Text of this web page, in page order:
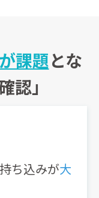
課題とな
認」
ち込みが大